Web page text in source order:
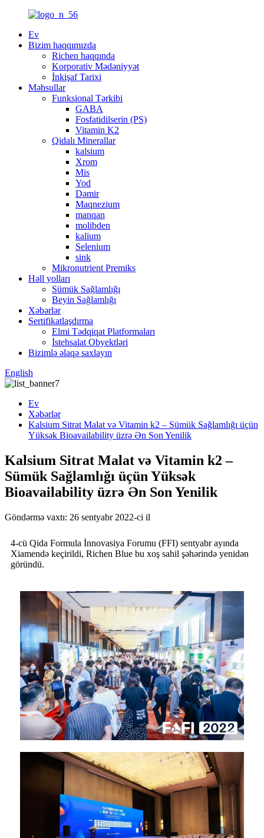
Ev
Bizim haqqımızda
Richen haqqında
Korporativ Mədəniyyət
İnkişaf Tarixi
Məhsullar
Funksional Tərkibi
GABA
Fosfatidilserin (PS)
Vitamin K2
Qidalı Minerallar
kalsium
Xrom
Mis
Yod
Dəmir
Maqnezium
manqan
molibden
kalium
Selenium
sink
Mikronutrient Premiks
Həll yolları
Sümük Sağlamlığı
Beyin Sağlamlığı
Xəbərlər
Sertifikatlaşdırma
Elmi Tədqiqat Platformaları
İstehsalat Obyektləri
Bizimlə əlaqə saxlayın
English
Ev
Xəbərlər
Kalsium Sitrat Malat və Vitamin k2 – Sümük Sağlamlığı üçün
Yüksək Bioavailability üzrə Ən Son Yenilik
Kalsium Sitrat Malat və Vitamin k2 –
Sümük Sağlamlığı üçün Yüksək
Bioavailability üzrə Ən Son Yenilik
Göndərmə vaxtı: 26 sentyabr 2022-ci il
4-cü Qida Formula İnnovasiya Forumu (FFI) sentyabr ayında
Xiamendə keçirildi, Richen Blue bu xoş sahil şəhərində yenidən
göründü.